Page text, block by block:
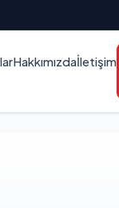
Hakkımızdaİletişim